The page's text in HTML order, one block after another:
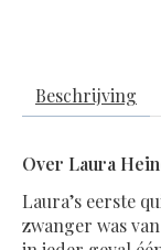
Beschrijving
Over Laura
Laura’s eerste
zwanger was